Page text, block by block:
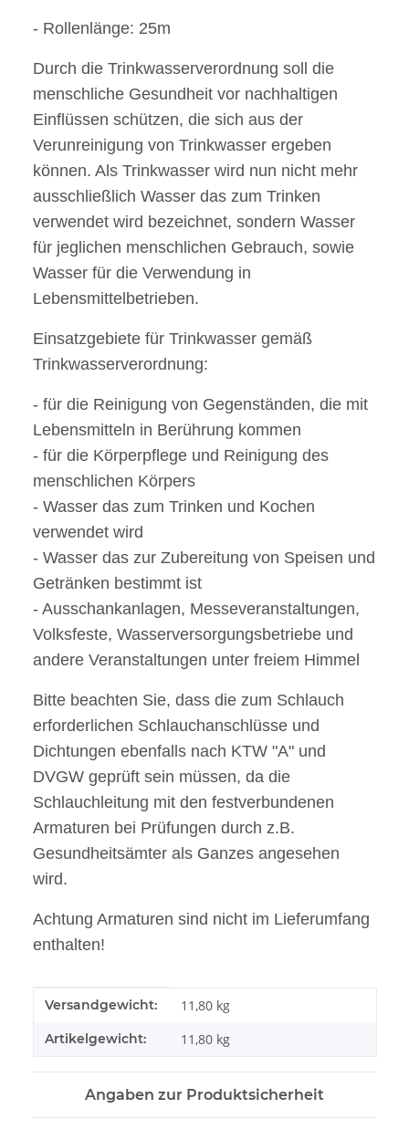
- Rollenlänge: 25m
Durch die Trinkwasserverordnung soll die
menschliche Gesundheit vor nachhaltigen
Einflüssen schützen, die sich aus der
Verunreinigung von Trinkwasser ergeben
können. Als Trinkwasser wird nun nicht mehr
ausschließlich Wasser das zum Trinken
verwendet wird bezeichnet, sondern Wasser
für jeglichen menschlichen Gebrauch, sowie
Wasser für die Verwendung in
Lebensmittelbetrieben.
Einsatzgebiete für Trinkwasser gemäß
Trinkwasserverordnung:
- für die Reinigung von Gegenständen, die mit
Lebensmitteln in Berührung kommen
- für die Körperpflege und Reinigung des
menschlichen Körpers
- Wasser das zum Trinken und Kochen
verwendet wird
- Wasser das zur Zubereitung von Speisen und
Getränken bestimmt ist
- Ausschankanlagen, Messeveranstaltungen,
Volksfeste, Wasserversorgungsbetriebe und
andere Veranstaltungen unter freiem Himmel
Bitte beachten Sie, dass die zum Schlauch
erforderlichen Schlauchanschlüsse und
Dichtungen ebenfalls nach KTW "A" und
DVGW geprüft sein müssen, da die
Schlauchleitung mit den festverbundenen
Armaturen bei Prüfungen durch z.B.
Gesundheitsämter als Ganzes angesehen
wird.
Achtung Armaturen sind nicht im Lieferumfang
enthalten!
Produkteigenschaft
Wert
Versandgewicht: 11,80 kg
Artikelgewicht: 11,80 kg
Angaben zur Produktsicherheit